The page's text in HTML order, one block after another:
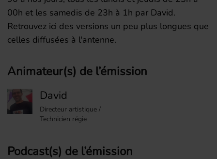
00h et les samedis de 23h à 1h par David.
Retrouvez ici des versions un peu plus longues que
celles diffusées à l'antenne.
Animateur(s) de l’émission
David
Directeur artistique /
Technicien régie
Podcast(s) de l’émission